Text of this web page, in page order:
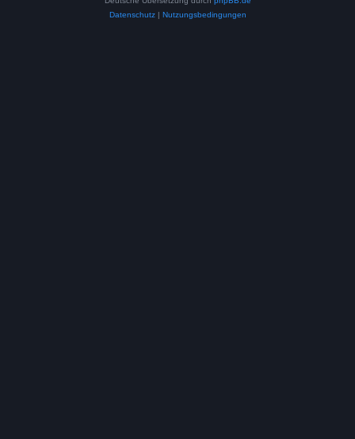
Datenschutz| Nutzungsbedingungen